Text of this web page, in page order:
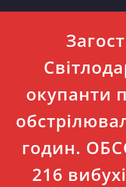
окупанти
годин.
216